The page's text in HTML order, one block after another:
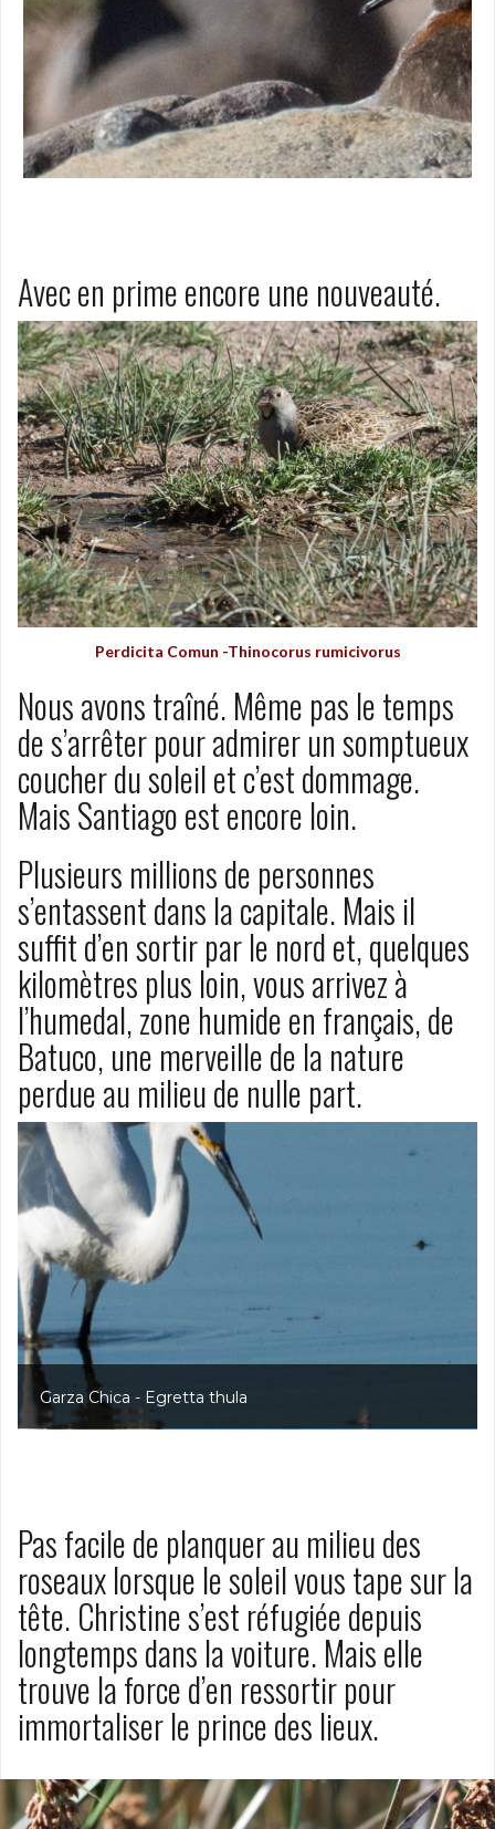
Avec en prime encore une nouveauté.
Perdicita Comun -Thinocorus rumicivorus
Nous avons traîné. Même pas le temps
de s’arrêter pour admirer un somptueux
coucher du soleil et c’est dommage.
Mais Santiago est encore loin.
Plusieurs millions de personnes
s’entassent dans la capitale. Mais il
suffit d’en sortir par le nord et, quelques
kilomètres plus loin, vous arrivez à
l’humedal, zone humide en français, de
Batuco, une merveille de la nature
perdue au milieu de nulle part.
Garza Chica - Egretta thula
Pas facile de planquer au milieu des
roseaux lorsque le soleil vous tape sur la
tête. Christine s’est réfugiée depuis
longtemps dans la voiture. Mais elle
trouve la force d’en ressortir pour
immortaliser le prince des lieux.